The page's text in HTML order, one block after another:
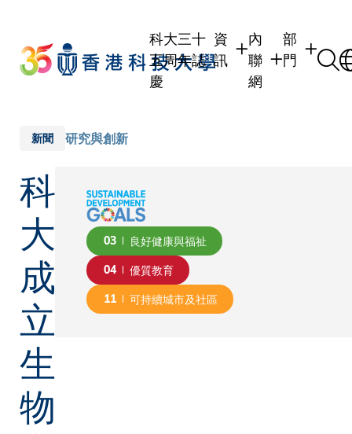
main
content
科大三十
五周年誌
慶
資
訊
內
聯
網
部
門
新聞 研究與創新
科
大
成
立
生
物
03 良好健康與福祉
04 優質教育
11 可持續城市及社區